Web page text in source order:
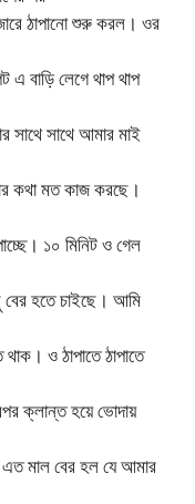
ঠাপানো শুরু করল। ওর
বাড়ি লেগে থাপ থাপ
সাথে সাথে আমার মাই
কথা মত কাজ করছে।
১০ মিনিট ও গেল
হতে চাইছে। আমি
ও ঠাপাতে ঠাপাতে
ক্লান্ত হয়ে ভোদায়
মাল বের হল যে আমার